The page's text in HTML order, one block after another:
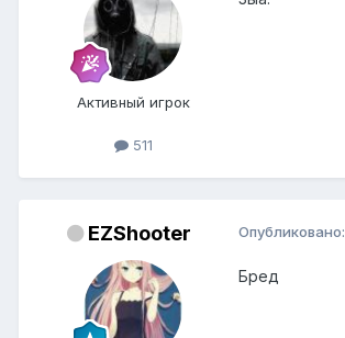
Активный игрок
511
EZShooter Опубликовано:
Бред